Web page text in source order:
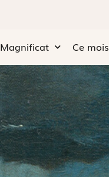
Magnificat Ce